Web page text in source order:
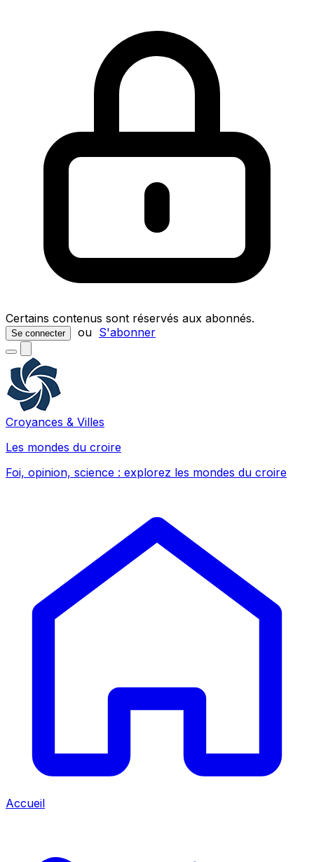
Certains contenus sont réservés aux abonnés.
Se connecter ou S'abonner
Croyances & Villes
Les mondes du croire
Foi, opinion, science : explorez les mondes du croire
Accueil